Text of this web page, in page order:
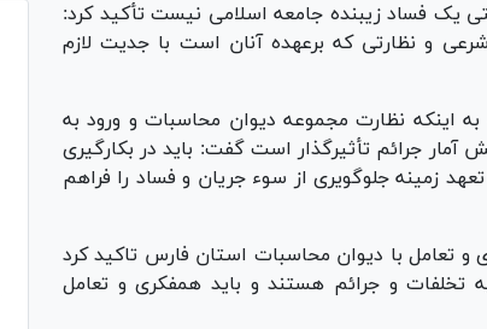
یک فساد زیبنده جامعه اسلامی نیست تأکید کرد:
و نظارتی که برعهده آنان است با جدیت لازم
اینکه نظارت مجموعه دیوان محاسبات و ورود به
جرائم تأثیرگذار است گفت: باید در بکارگیری
زمینه جلوگویری از سوء جریان و فساد را فراهم
تعامل با دیوان محاسبات استان فارس تاکید کرد
تخلفات و جرائم هستند و باید همفکری و تعامل